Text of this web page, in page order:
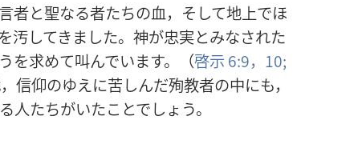
者と聖なる者たちの血，そして地上でほ
汚してきました。神が忠実とみなされた
を求めて叫んでいます。（啓示 6:9，10;
信仰のゆえに苦しんだ殉教者の中にも，
人たちがいたことでしょう。